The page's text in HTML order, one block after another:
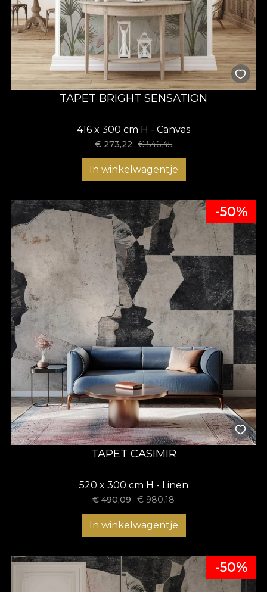
TAPET BRIGHT SENSATION
416 x 300 cm H - Canvas
€ 273,22 €546,45
In winkelwagentje
-50%
TAPET CASIMIR
520 x 300 cm H - Linen
€490,09 €980,18
In winkelwagentje
-50%